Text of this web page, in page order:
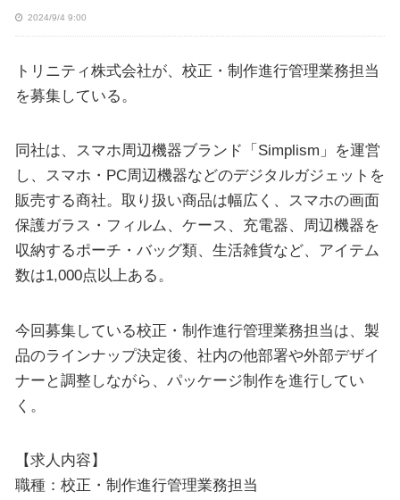
2024/9/4 9:00
トリニティ株式会社が、校正・制作進行管理業務担当
を募集している。
同社は、スマホ周辺機器ブランド「Simplism」を運営
し、スマホ・PC周辺機器などのデジタルガジェットを
販売する商社。取り扱い商品は幅広く、スマホの画面
保護ガラス・フィルム、ケース、充電器、周辺機器を
収納するポーチ・バッグ類、生活雑貨など、アイテム
数は1,000点以上ある。
今回募集している校正・制作進行管理業務担当は、製
品のラインナップ決定後、社内の他部署や外部デザイ
ナーと調整しながら、パッケージ制作を進行してい
く。
【求人内容】
職種：校正・制作進行管理業務担当